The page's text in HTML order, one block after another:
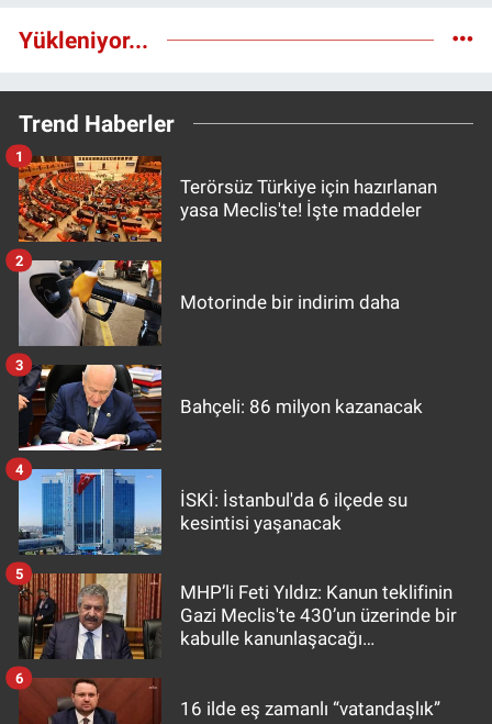
Yükleniyor...
Trend Haberler
Terörsüz Türkiye için hazırlanan
yasa Meclis'te! İşte maddeler
1
Motorinde bir indirim daha
2
Bahçeli: 86 milyon kazanacak
3
İSKİ: İstanbul'da 6 ilçede su
kesintisi yaşanacak
4
MHP’li Feti Yıldız: Kanun teklifinin
Gazi Meclis'te 430’un üzerinde bir
kabulle kanunlaşacağı
5
16 ilde eş zamanlı “vatandaşlık”
6